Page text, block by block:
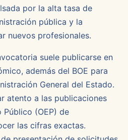
por la alta tasa de
pública y la
nuevos profesionales.
suele publicarse en
además del BOE para
General del Estado.
atento a las publicaciones
(OEP) de
las cifras exactas.